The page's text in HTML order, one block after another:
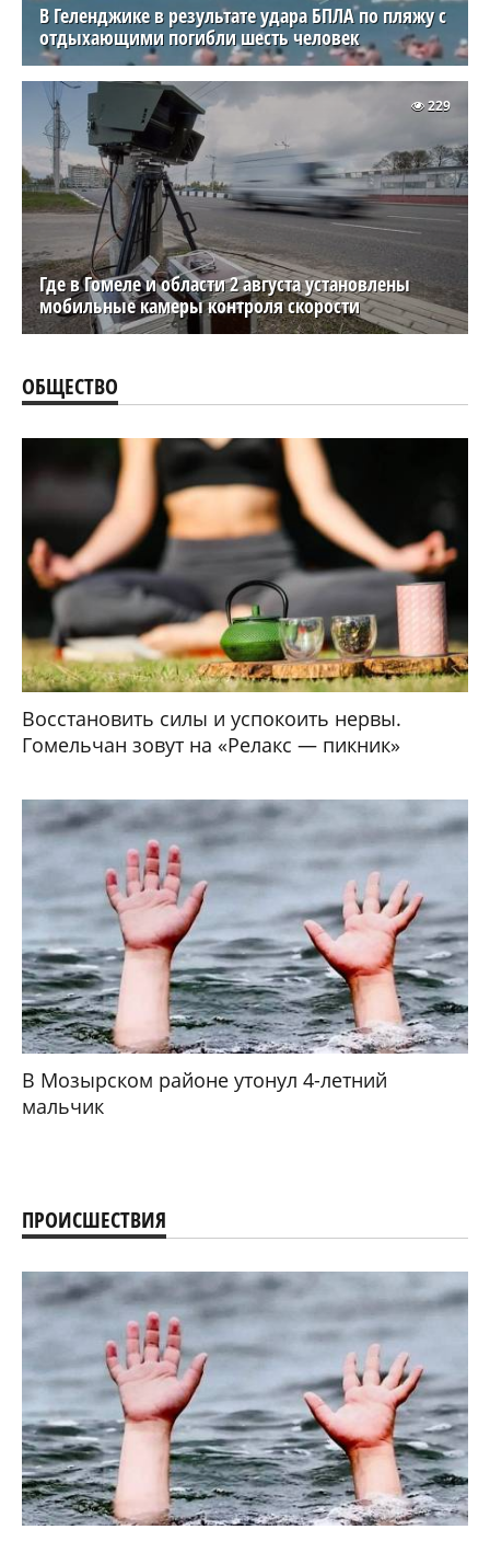
В Геленджике в результате удара БПЛА по пляжу с
отдыхающими погибли шесть человек
Где в Гомеле и области 2 августа установлены
мобильные камеры контроля скорости
229
ОБЩЕСТВО
Восстановить силы и успокоить нервы.
Гомельчан зовут на «Релакс — пикник»
В Мозырском районе утонул 4-летний
мальчик
ПРОИСШЕСТВИЯ